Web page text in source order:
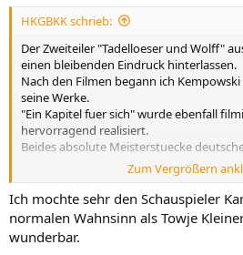
HKGBKK schrieb:
Der Zweiteiler "Tadelloeser und Wolff"
einen bleibenden Eindruck hinterlassen.
Nach den Filmen begann ich
seine Werke.
"Ein Kapitel fuer sich" wurde ebenfall
hervorragend realisiert.
Beides absolute Meisterstuecke
Der Fortsetzungsroman "Uns gehts ja
den beiden Filmen.
Wer Kempowski gelesen hat braucht
deutscher Geschichte mehr.
Zum Vergrößern
Ich mochte sehr den Schauspieler
normalen Wahnsinn als Towje
wunderbar.